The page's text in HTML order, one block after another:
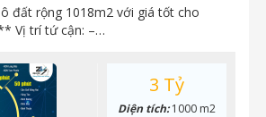
đất rộng 1018m2 với giá tốt cho
Vị trí tứ cận: –…
3 Tỷ
Diện tích:1000 m2